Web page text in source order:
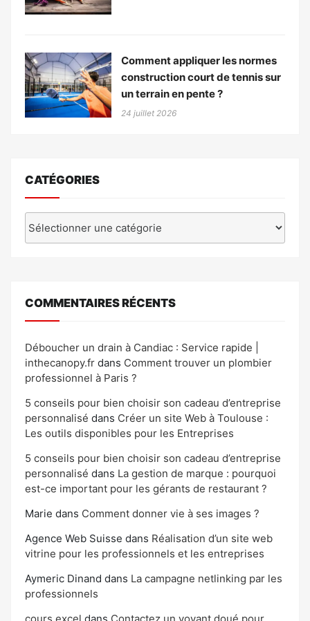
Comment appliquer les normes
construction court de tennis sur
un terrain en pente ?
24 juillet 2026
CATÉGORIES
COMMENTAIRES RÉCENTS
Déboucher un drain à Candiac : Service rapide |
inthecanopy.fr dans Comment trouver un plombier
professionnel à Paris ?
5 conseils pour bien choisir son cadeau d’entreprise
personnalisé dans Créer un site Web à Toulouse :
Les outils disponibles pour les Entreprises
5 conseils pour bien choisir son cadeau d’entreprise
personnalisé dans La gestion de marque : pourquoi
est-ce important pour les gérants de restaurant ?
Marie dans Comment donner vie à ses images ?
Agence Web Suisse dans Réalisation d’un site web
vitrine pour les professionnels et les entreprises
Aymeric Dinand dans La campagne netlinking par les
professionnels